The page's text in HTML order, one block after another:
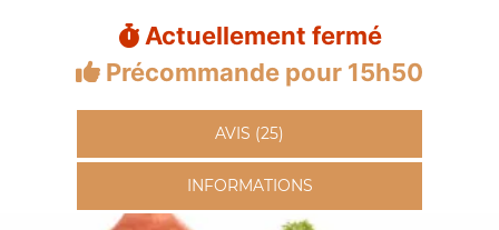
Actuellement fermé
Précommande pour 15h50
AVIS (25)
INFORMATIONS